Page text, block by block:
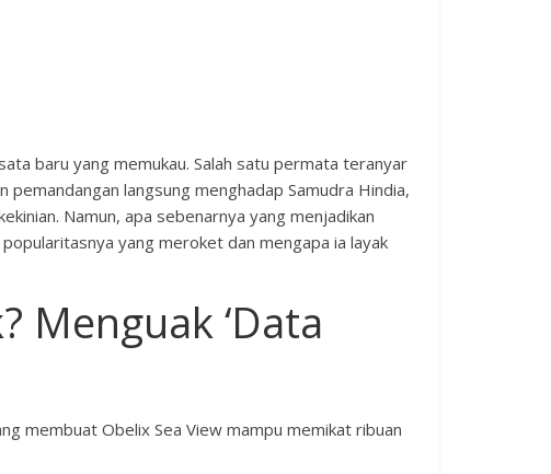
baru yang memukau. Salah satu permata teranyar
langsung menghadap Samudra Hindia,
Namun, apa sebenarnya yang menjadikan
yang meroket dan mengapa ia layak
Menguak ‘Data
membuat Obelix Sea View mampu memikat ribuan